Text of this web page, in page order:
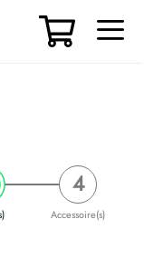
Accessoire(s)